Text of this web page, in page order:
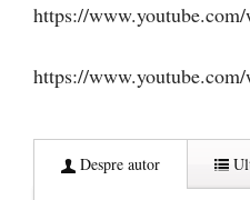
https://
https://
Despre autor